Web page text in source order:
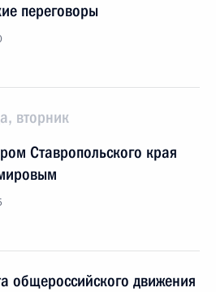
переговоры
вторник
Ставропольского края
общероссийского движения